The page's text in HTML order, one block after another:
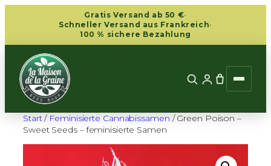
springen
Gratis Versand ab 50 €·
Schneller Versand aus Frankreich·
100 % sichere Bezahlung
Start/ Feminisierte Cannabissamen / Green Poison –
Sweet Seeds – feminisierte Samen